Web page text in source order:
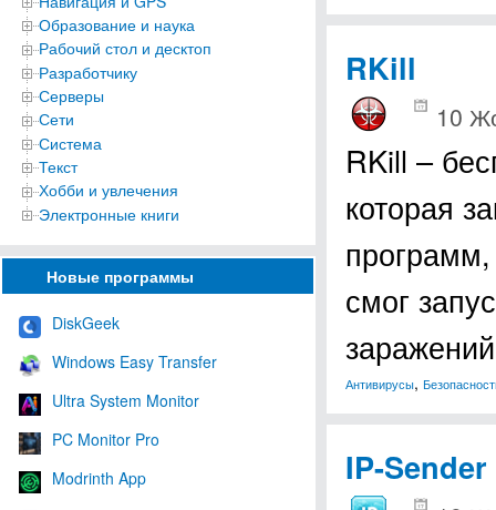
Образование и наука
Рабочий стол и десктоп
Разработчику
Серверы
Сети
Система
Текст
Хобби и увлечения
Электронные книги
Новые программы
DiskGeek
Windows Easy Transfer
Ultra System Monitor
PC Monitor Pro
Modrinth App
RKill
10
RKill –
которая
смог
Антивирусы,
IP-Sender